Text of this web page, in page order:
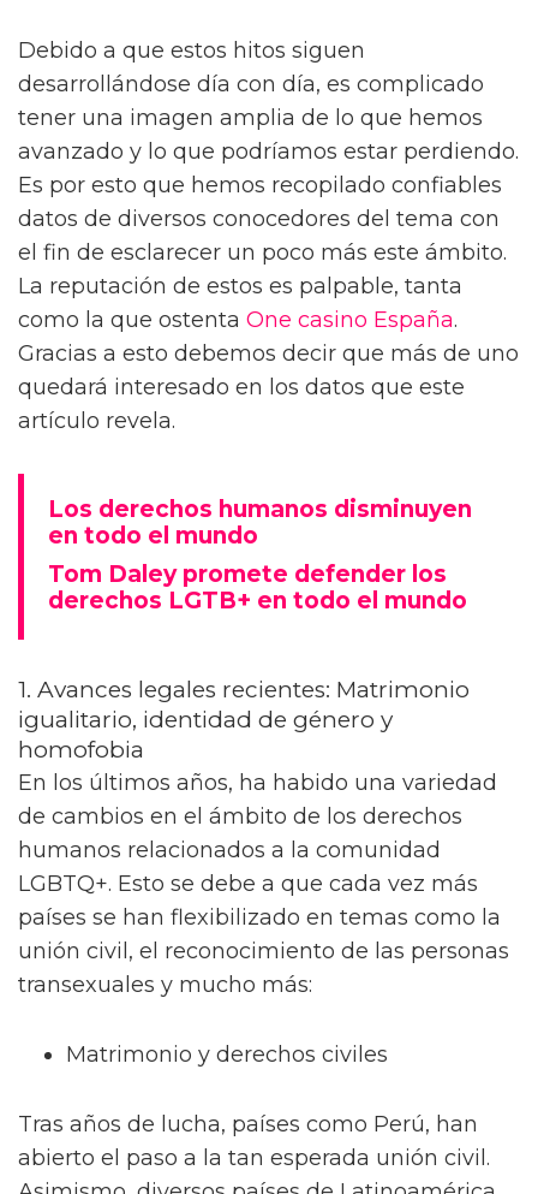
Debido a que estos hitos siguen
desarrollándose día con día, es complicado
tener una imagen amplia de lo que hemos
avanzado y lo que podríamos estar perdiendo.
Es por esto que hemos recopilado confiables
datos de diversos conocedores del tema con
el fin de esclarecer un poco más este ámbito.
La reputación de estos es palpable, tanta
como la que ostenta One casino España.
Gracias a esto debemos decir que más de uno
quedará interesado en los datos que este
artículo revela.
Los derechos humanos disminuyen
en todo el mundo
Tom Daley promete defender los
derechos LGTB+ en todo el mundo
1. Avances legales recientes: Matrimonio
igualitario, identidad de género y
homofobia
En los últimos años, ha habido una variedad
de cambios en el ámbito de los derechos
humanos relacionados a la comunidad
LGBTQ+. Esto se debe a que cada vez más
países se han flexibilizado en temas como la
unión civil, el reconocimiento de las personas
transexuales y mucho más:
Matrimonio y derechos civiles
Tras años de lucha, países como Perú, han
abierto el paso a la tan esperada unión civil.